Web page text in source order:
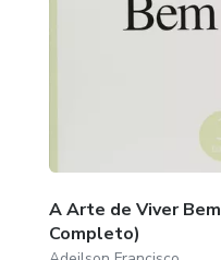
A Arte de Viver
Completo)